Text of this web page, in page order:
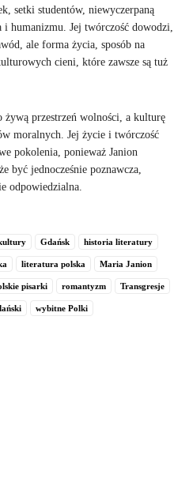
setki studentów, niewyczerpaną
humanizmu. Jej twórczość dowodzi,
ale forma życia, sposób na
cieni, które zawsze są tuż
żywą przestrzeń wolności, a kulturę
moralnych. Jej życie i twórczość
pokolenia, ponieważ Janion
być jednocześnie poznawcza,
odpowiedzialna.
Gdańsk historia literatury
literatura polska Maria Janion
pisarki romantyzm Transgresje
wybitne Polki